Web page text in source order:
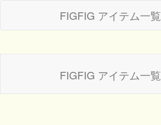
FIGFIG アイテム一覧
FIGFIG アイテム一覧